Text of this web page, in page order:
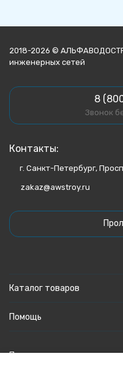
2018-2026 ©
инженерных сетей
8
Звонок
Контакты:
г. Санкт-Петербург,
zakaz@awstroy.ru
Каталог товаров
Помощь
Политика персональных